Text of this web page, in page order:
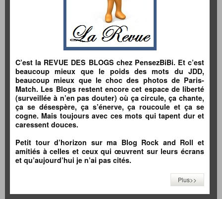
C’est la REVUE DES BLOGS chez PensezBiBi. Et c’est
beaucoup mieux que le poids des mots du JDD,
beaucoup mieux que le choc des photos de Paris-
Match. Les Blogs restent encore cet espace de liberté
(surveillée à n’en pas douter) où ça circule, ça chante,
ça se désespère, ça s’énerve, ça roucoule et ça se
cogne. Mais toujours avec ces mots qui tapent dur et
caressent douces.
Petit tour d’horizon sur ma Blog Rock and Roll et
amitiés à celles et ceux qui œuvrent sur leurs écrans
et qu’aujourd’hui je n’ai pas cités.
Plus>>